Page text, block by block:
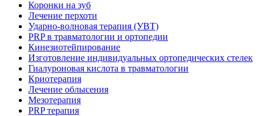
Коронки на зуб
Лечение перхоти
Ударно-волновая терапия (УВТ)
PRP в травматологии и ортопедии
Кинезиотейпирование
Изготовление индивидуальных ортопедических стелек
Гиалуроновая кислота в травматологии
Криотерапия
Лечение облысения
Мезотерапия
PRP терапия